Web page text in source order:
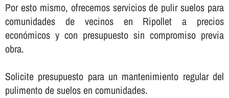
Por esto mismo, ofrecemos servicios de pulir suelos para
comunidades de vecinos en Ripollet a precios
económicos y con presupuesto sin compromiso previa
obra.
Solicite presupuesto para un mantenimiento regular del
pulimento de suelos en comunidades.